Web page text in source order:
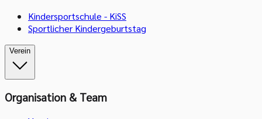
Kindersportschule - KiSS
Sportlicher Kindergeburtstag
Verein
Organisation & Team